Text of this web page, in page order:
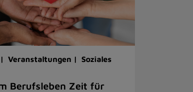
Veranstaltungen | Soziales
Berufsleben Zeit für